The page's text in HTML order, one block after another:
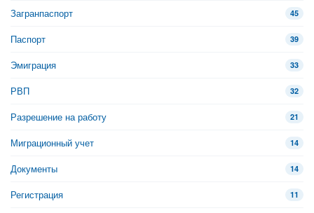
Загранпаспорт 45
Паспорт 39
Эмиграция 33
РВП 32
Разрешение на работу 21
Миграционный учет 14
Документы 14
Регистрация 11